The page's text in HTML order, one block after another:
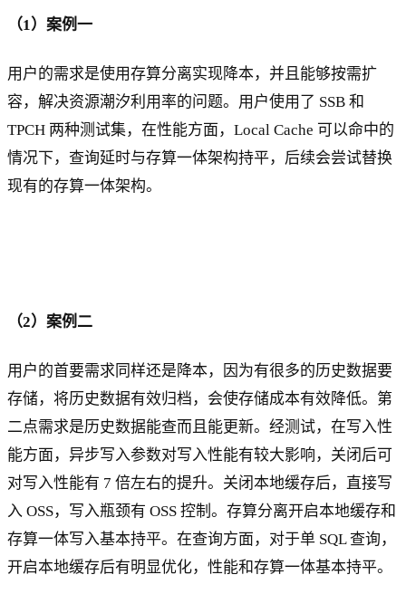
（1）案例一
用户的需求是使用存算分离实现降本，并且能够按需扩
容，解决资源潮汐利用率的问题。用户使用了 SSB 和
TPCH 两种测试集，在性能方面，Local Cache 可以命中的
情况下，查询延时与存算一体架构持平，后续会尝试替换
现有的存算一体架构。
（2）案例二
用户的首要需求同样还是降本，因为有很多的历史数据要
存储，将历史数据有效归档，会使存储成本有效降低。第
二点需求是历史数据能查而且能更新。经测试，在写入性
能方面，异步写入参数对写入性能有较大影响，关闭后可
对写入性能有 7 倍左右的提升。关闭本地缓存后，直接写
入 OSS，写入瓶颈有 OSS 控制。存算分离开启本地缓存和
存算一体写入基本持平。在查询方面，对于单 SQL 查询，
开启本地缓存后有明显优化，性能和存算一体基本持平。